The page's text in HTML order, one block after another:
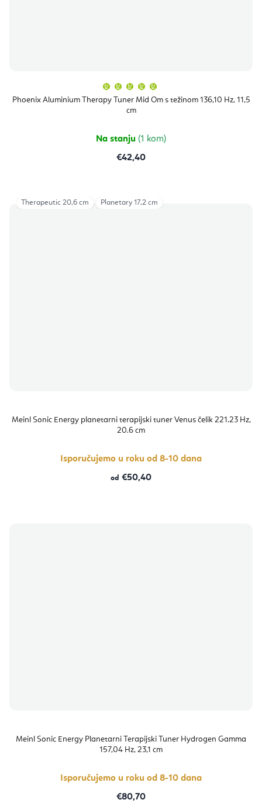
Phoenix Aluminium Therapy Tuner Mid Om s težinom 136,10 Hz, 11,5
cm
proizvoda
je
zvjezdica.
Na stanju (1 kom)
€42,40
Meinl Sonic Energy planetarni terapijski tuner Venus čelik 221.23 Hz,
20.6 cm
Isporučujemo u roku od 8-10 dana
od €50,40
Therapeutic 20,6 cm Planetary 17,2 cm
Meinl Sonic Energy Planetarni Terapijski Tuner Hydrogen Gamma
157,04 Hz, 23,1 cm
Isporučujemo u roku od 8-10 dana
€80,70